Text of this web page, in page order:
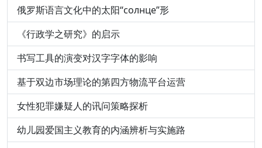
俄罗斯语言文化中的太阳“солнце”形
《行政学之研究》的启示
书写工具的演变对汉字字体的影响
基于双边市场理论的第四方物流平台运营
女性犯罪嫌疑人的讯问策略探析
幼儿园爱国主义教育的内涵辨析与实施路